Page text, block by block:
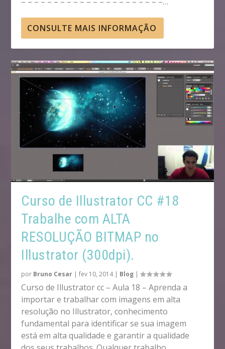
CONSULTE MAIS INFORMAÇÃO
Curso de Illustrator CC #18
Trabalhe com ALTA
RESOLUÇÃO BITMAP no
Illustrator (300dpi).
por Bruno Cesar |fev 10, 2014| Blog |
Curso de Illustrator cc – Aula 18 – Aprenda a
importar e trabalhar com imagens em alta
resolução no Illustrator, conhecimento
fundamental para identificar se sua imagem
está em alta qualidade e garantir a qualidade